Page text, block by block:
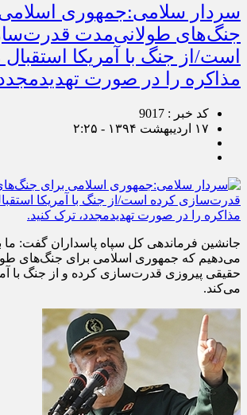
سردار سلامی:جمهوری
جنگ‌های طولانی‌مدت
است/از جنگ با آمریکا استقبال
مذاکره را در صورت
کد خبر : 9017
۱۷ اردیبهشت ۱۳۹۴ - ۲:۲۵
جانشین فرماندهی کل سپاه پاسداران گفت: ما
می‌دهیم که جمهوری اسلامی برای جنگ‌های
حقیقی پیروزی قدرت‌سازی کرده و از جنگ با
می‌کند.